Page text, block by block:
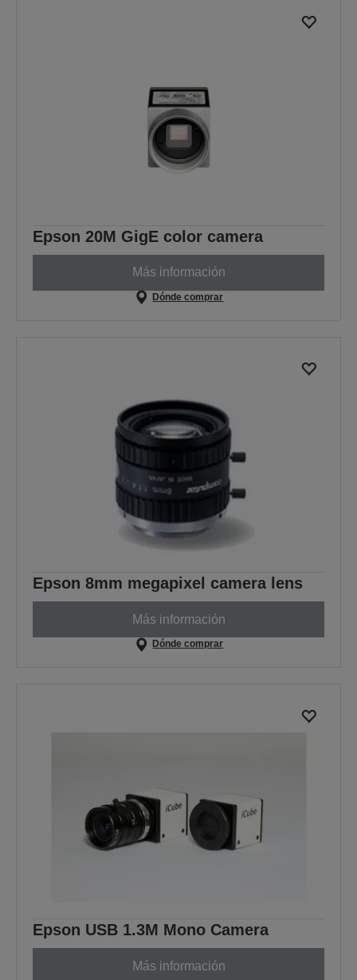
Epson 20M GigE color camera
Más información
Dónde comprar
Epson 8mm megapixel camera lens
Más información
Dónde comprar
Epson USB 1.3M Mono Camera
Más información